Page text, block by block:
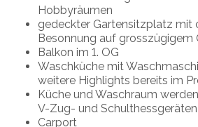
Hobbyräumen
gedeckter Gartensitzplatz mit
Besonnung auf grosszügigem
Balkon im 1. OG
Waschküche mit
weitere Highlights bereits im
Küche und Waschraum
V-Zug- und
Carport